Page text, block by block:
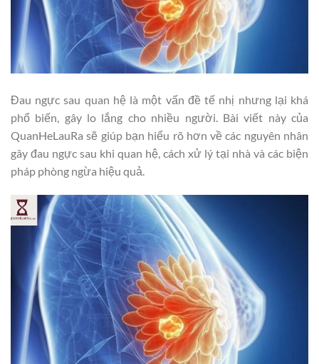
Đau ngực sau quan hệ là một vấn đề tế nhị nhưng lại khá
phổ biến, gây lo lắng cho nhiều người. Bài viết này của
QuanHeLauRa sẽ giúp bạn hiểu rõ hơn về các nguyên nhân
gây đau ngực sau khi quan hệ, cách xử lý tại nhà và các biện
pháp phòng ngừa hiệu quả.